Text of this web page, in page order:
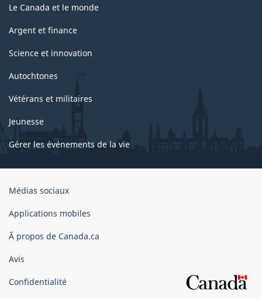
Le Canada et le monde
Argent et finance
Science et innovation
Autochtones
Vétérans et militaires
Jeunesse
Gérer les événements de la vie
Organisation
gouvernement
Canada
Médias sociaux
Applications mobiles
Ã propos de Canada.ca
Avis
Confidentialité